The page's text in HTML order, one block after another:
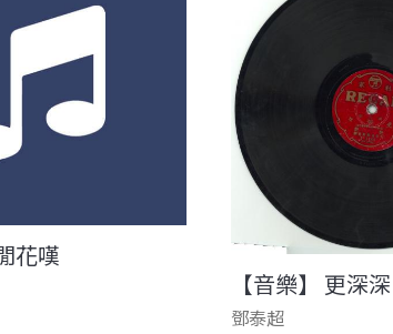
花嘆
【音樂】 更深深
鄧泰超